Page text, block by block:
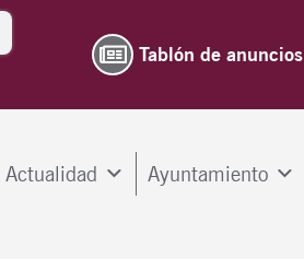
Tablón de anuncios
Actualidad Ayuntamiento